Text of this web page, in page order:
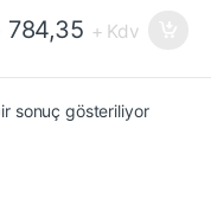
784,35 + Kdv
sonuç gösteriliyor